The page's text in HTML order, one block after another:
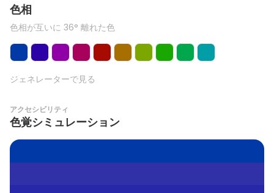
色相
色相が互いに 36° 離れた色
ジェネレーターで見る
アクセシビリティ
色覚シミュレーション